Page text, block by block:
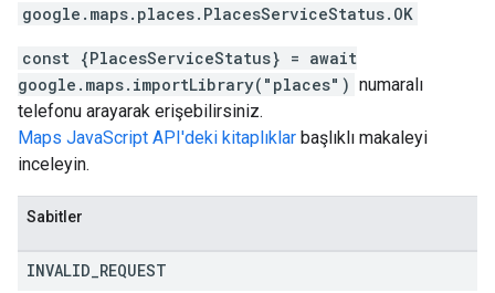
google.maps.places.PlacesServiceStatus.OK
const {PlacesServiceStatus} = await
google.maps.importLibrary("places") numaralı
telefonu arayarak erişebilirsiniz.
Maps JavaScript API'deki kitaplıklar başlıklı makaleyi
inceleyin.
Sabitler
INVALID REQUEST